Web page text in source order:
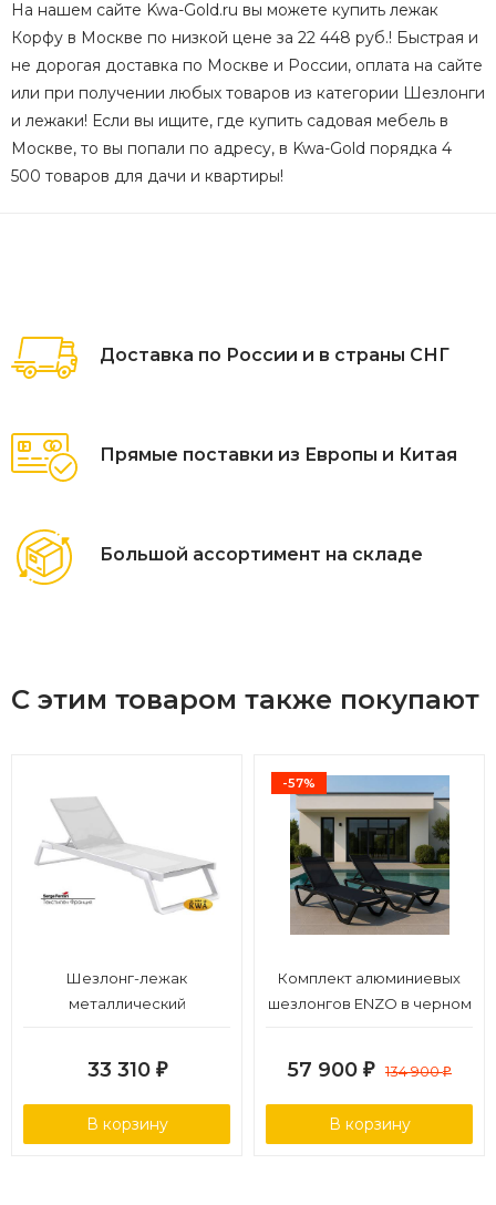
На нашем сайте Kwa-Gold.ru вы можете купить лежак
Корфу в Москве по низкой цене за 22 448 руб.! Быстрая и
не дорогая доставка по Москве и России, оплата на сайте
или при получении любых товаров из категории Шезлонги
и лежаки! Если вы ищите, где купить садовая мебель в
Москве, то вы попали по адресу, в Kwa-Gold порядка 4
500 товаров для дачи и квартиры!
Доставка по России и в страны СНГ
Прямые поставки из Европы и Китая
Большой ассортимент на складе
С этим товаром также покупают
Шезлонг-лежак
металлический
33 310 ₽
В корзину
-57%
Комплект алюминиевых
шезлонгов ENZO в черном
57 900 ₽ 134 900₽
В корзину